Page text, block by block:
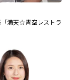
「満天☆青空レストラ